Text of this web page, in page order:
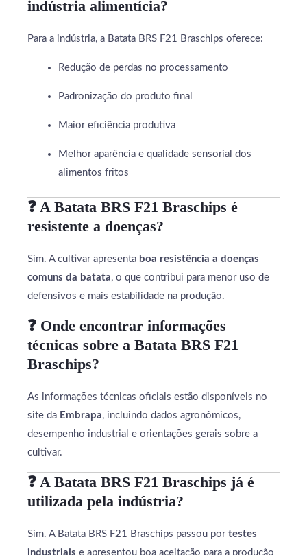
indústria alimentícia?
Para a indústria, a Batata BRS F21 Braschips oferece:
Redução de perdas no processamento
Padronização do produto final
Maior eficiência produtiva
Melhor aparência e qualidade sensorial dos
alimentos fritos
❓ A Batata BRS F21 Braschips é
resistente a doenças?
Sim. A cultivar apresenta boa resistência a doenças
comuns da batata, o que contribui para menor uso de
defensivos e mais estabilidade na produção.
❓ Onde encontrar informações
técnicas sobre a Batata BRS F21
Braschips?
As informações técnicas oficiais estão disponíveis no
site da Embrapa, incluindo dados agronômicos,
desempenho industrial e orientações gerais sobre a
cultivar.
❓ A Batata BRS F21 Braschips já é
utilizada pela indústria?
Sim. A Batata BRS F21 Braschips passou por testes
industriais e apresentou boa aceitação para a produção